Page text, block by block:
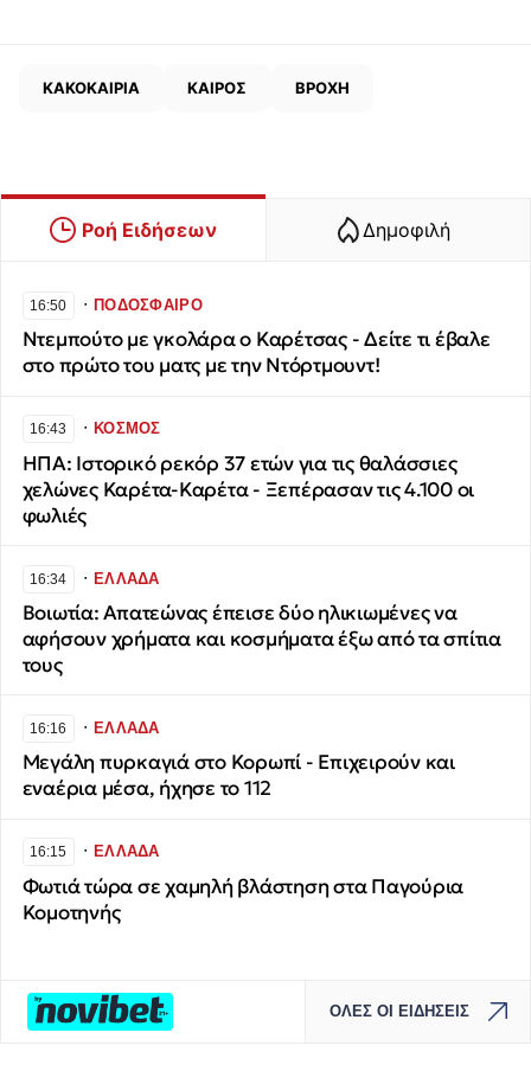
ΚΑΚΟΚΑΙΡΙΑ ΚΑΙΡΟΣ ΒΡΟΧΗ
Ροή Ειδήσεων Δημοφιλή
16:50 ∙ΠΟΔΟΣΦΑΙΡΟ
Ντεμπούτο με γκολάρα ο Καρέτσας - Δείτε τι έβαλε
στο πρώτο του ματς με την Ντόρτμουντ!
16:43 ∙ΚΟΣΜΟΣ
ΗΠΑ: Ιστορικό ρεκόρ 37 ετών για τις θαλάσσιες
χελώνες Καρέτα-Καρέτα - Ξεπέρασαν τις 4.100 οι
φωλιές
16:34 ∙ΕΛΛΑΔΑ
Βοιωτία: Απατεώνας έπεισε δύο ηλικιωμένες να
αφήσουν χρήματα και κοσμήματα έξω από τα σπίτια
τους
16:16 ∙ΕΛΛΑΔΑ
Μεγάλη πυρκαγιά στο Κορωπί - Επιχειρούν και
εναέρια μέσα, ήχησε το 112
16:15 ∙ΕΛΛΑΔΑ
Φωτιά τώρα σε χαμηλή βλάστηση στα Παγούρια
Κομοτηνής
ΟΛΕΣ ΟΙ ΕΙΔΗΣΕΙΣ